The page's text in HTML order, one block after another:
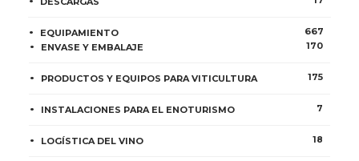
EQUIPAMIENTO
667
ENVASE Y EMBALAJE
170
PRODUCTOS Y EQUIPOS PARA VITICULTURA 175
INSTALACIONES PARA EL ENOTURISMO 7
LOGÍSTICA DEL VINO 18